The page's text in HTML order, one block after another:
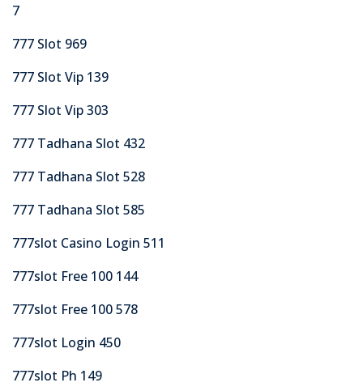
7
777 Slot 969
777 Slot Vip 139
777 Slot Vip 303
777 Tadhana Slot 432
777 Tadhana Slot 528
777 Tadhana Slot 585
777slot Casino Login 511
777slot Free 100 144
777slot Free 100 578
777slot Login 450
777slot Ph 149